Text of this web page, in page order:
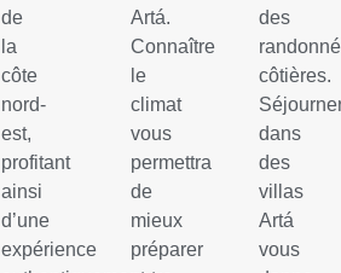
de
la
côte
nord-
est,
profitant
ainsi
d’une
expérience
Artá.
Connaître
le
climat
vous
permettra
de
mieux
préparer
des
côtières.
dans
des
villas
Artá
vous